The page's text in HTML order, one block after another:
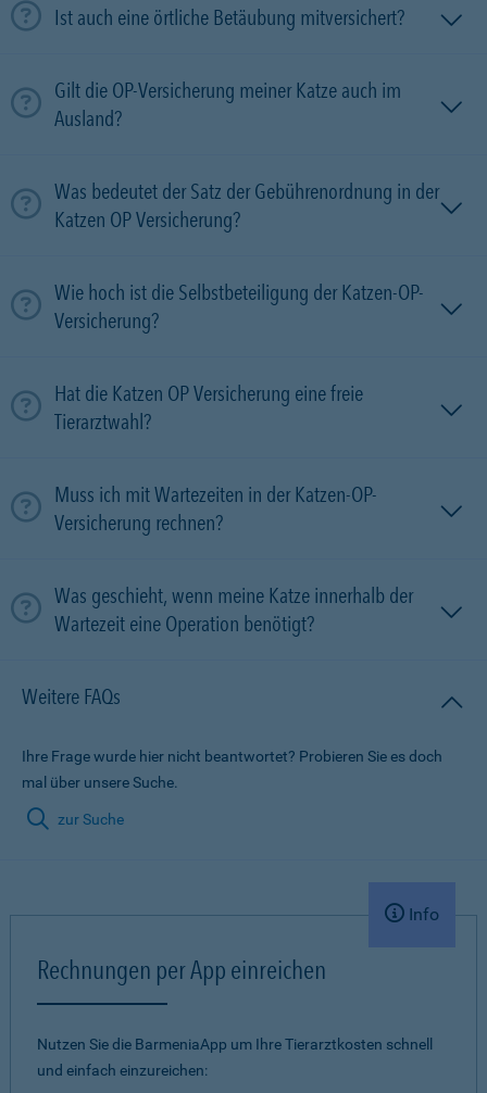
Ist auch eine örtliche Betäubung mitversichert?
Gilt die OP-Versicherung meiner Katze auch im
Ausland?
Was bedeutet der Satz der Gebührenordnung in der
Katzen OP Versicherung?
Wie hoch ist die Selbstbeteiligung der Katzen-OP-
Versicherung?
Hat die Katzen OP Versicherung eine freie
Tierarztwahl?
Muss ich mit Wartezeiten in der Katzen-OP-
Versicherung rechnen?
Was geschieht, wenn meine Katze innerhalb der
Wartezeit eine Operation benötigt?
Weitere FAQs
Ihre Frage wurde hier nicht beantwortet? Probieren Sie es doch
mal über unsere Suche.
zur Suche
Info
Rechnungen per App einreichen
Nutzen Sie die BarmeniaApp um Ihre Tierarztkosten schnell
und einfach einzureichen: